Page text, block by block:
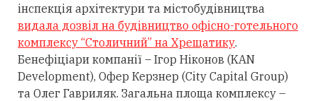
інспекція архітектури та містобудівництва
видала дозвіл на будівництво офісно-готельного
комплексу “Столичний” на Хрещатику.
Бенефіціари компанії – Ігор Ніконов (KAN
Development), Офер Керзнер (City Capital Group)
та Олег Гавриляк. Загальна площа комплексу –